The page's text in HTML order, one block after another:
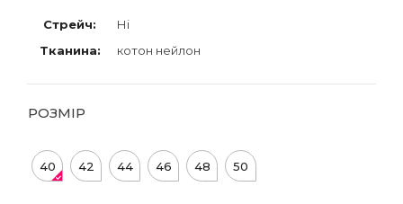
Стрейч:
Ні
Тканина:
котон нейлон
РОЗМІР
40 42 44 46 48 50